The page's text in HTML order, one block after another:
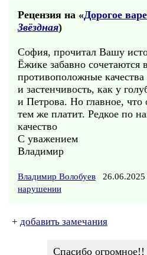
Рецензия на «Дорогое
Звёздная)
София, прочитал Вашу
Ёжике забавно сочетаются
противоположные качества
и застенчивость, как у
и Петрова. Но главное,
тем же платит. Редкое по
качество
С уважением
Владимир
Владимир Волобуев
нарушении
+ добавить замечания
Спасибо огромное!!